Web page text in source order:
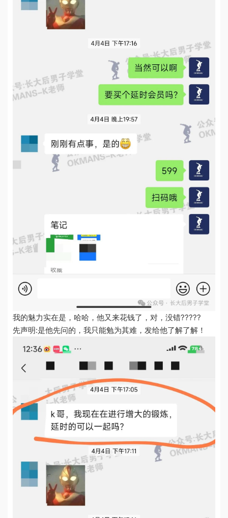
我的魅力实在是，哈哈，他又来花钱了，对，没错?????
先声明:是他先问的，我只能勉为其难，发给他了解了解！